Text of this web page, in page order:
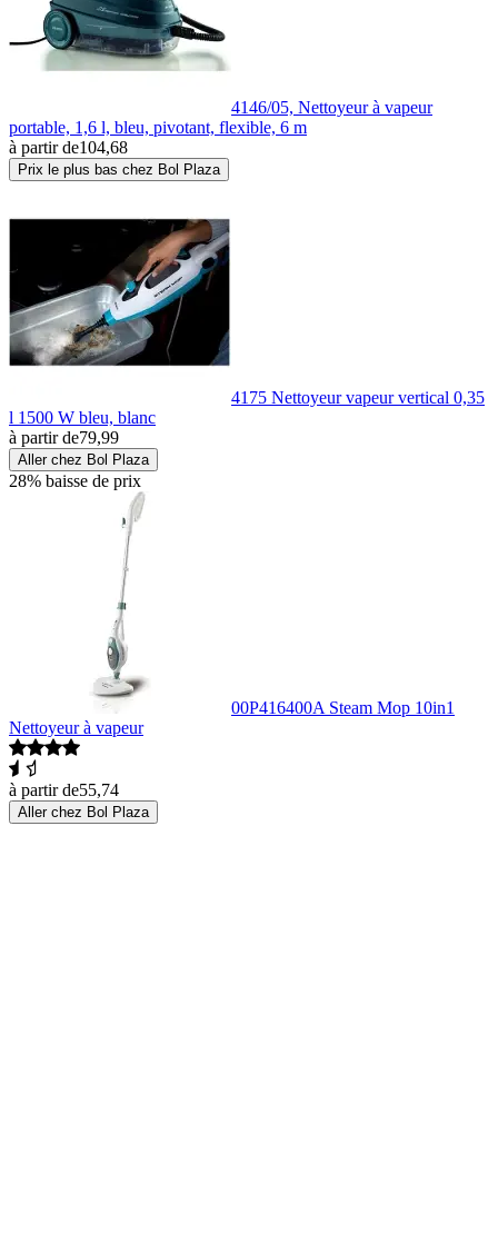
4146/05, Nettoyeur à vapeur
portable, 1,6 l, bleu, pivotant, flexible, 6 m
à partir de104,68
Prix le plus bas chez Bol Plaza
4175 Nettoyeur vapeur vertical 0,35
l 1500 W bleu, blanc
à partir de79,99
Aller chez Bol Plaza
28% baisse de prix
00P416400A Steam Mop 10in1
Nettoyeur à vapeur
à partir de55,74
Aller chez Bol Plaza